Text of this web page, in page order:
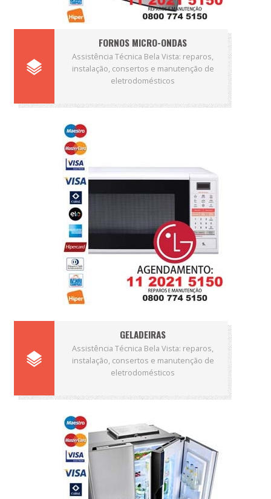
FORNOS MICRO-ONDAS
Assistência Técnica Bela Vista: reparos,
instalação, consertos e manutenção de
eletrodomésticos
GELADEIRAS
Assistência Técnica Bela Vista: reparos,
instalação, consertos e manutenção de
eletrodomésticos